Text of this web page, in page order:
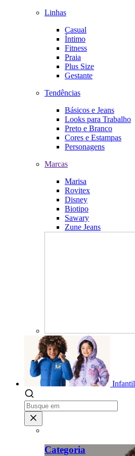
Linhas
Casual
Íntimo
Fitness
Praia
Plus Size
Gestante
Tendências
Básicos e Jeans
Looks para Trabalho
Preto e Branco
Cores e Estampas
Personagens
Marcas
Marisa
Rovitex
Disney
Biotipo
Sawary
Zune Jeans
Infantil
Categoria